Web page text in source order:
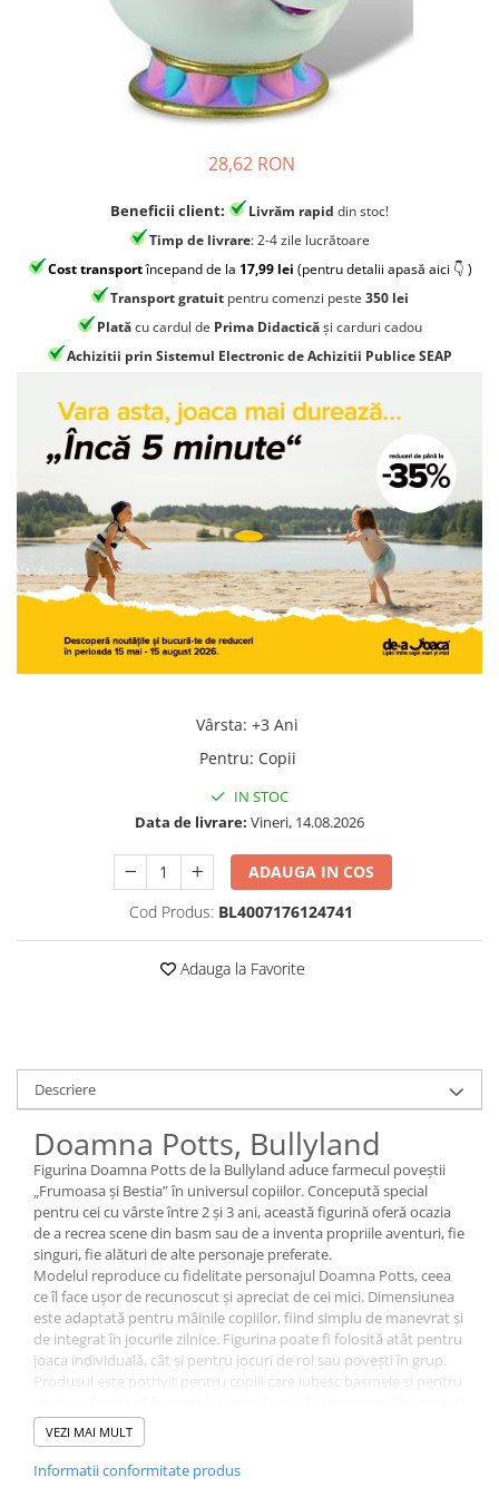
Jocuri experimente stiintifice
Jocuri inteligenta si memorie
Jucarii din lemn
Jocuri si jucarii stiinta
Jucarii si jocuri Montessori
Jocuri de relaxare
Ceasuri copii
Jocuri de cooperare
Jocuri geografie
Jocuri invatat limba engleza
Jocuri Origami
Jocuri si jucarii educative
Jocuri STEAM
Jucarii interactive
Roboti de jucarie
Carti metoda Montessori
Carti si culegeri cu exercitii
Cărți educative pentru copii
28,62 RON
Beneficii client: Livrăm rapid din stoc!
Timp de livrare: 2-4 zile lucrătoare
Cost transportîncepand de la 17,99 lei (pentru detalii apasă aici 👇 )
Transport gratuit pentru comenzi peste 350 lei
Platăcu cardul de Prima Didacticăși carduri cadou
Achizitii prin Sistemul Electronic de Achizitii Publice SEAP
Vârsta: +3 Ani
Pentru: Copii
IN STOC
Data de livrare: Vineri, 14.08.2026
ADAUGA IN COS
Cod Produs: BL4007176124741
Adauga la Favorite
Descriere
Doamna Potts, Bullyland
Figurina Doamna Potts de la Bullyland aduce farmecul poveștii
„Frumoasa și Bestia” în universul copiilor. Concepută special
pentru cei cu vârste între 2 și 3 ani, această figurină oferă ocazia
de a recrea scene din basm sau de a inventa propriile aventuri, fie
singuri, fie alături de alte personaje preferate.
Modelul reproduce cu fidelitate personajul Doamna Potts, ceea
ce îl face ușor de recunoscut și apreciat de cei mici. Dimensiunea
este adaptată pentru mâinile copiilor, fiind simplu de manevrat și
de integrat în jocurile zilnice. Figurina poate fi folosită atât pentru
joaca individuală, cât și pentru jocuri de rol sau povești în grup.
Produsul este potrivit pentru copiii care iubesc basmele și pentru
clasice.
Specificații
Figurină inspirată din „Frumoasa și Bestia”
VEZI MAI MULT
Informatii conformitate produs